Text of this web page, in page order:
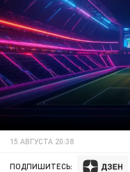
15 АВГУСТА 20:38
ПОДПИШИТЕСЬ: